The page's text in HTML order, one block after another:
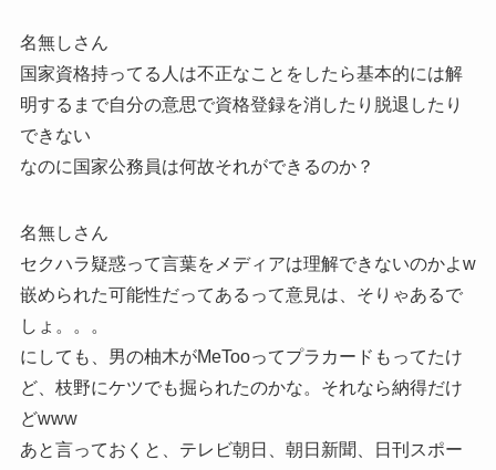
名無しさん
国家資格持ってる人は不正なことをしたら基本的には解
明するまで自分の意思で資格登録を消したり脱退したり
できない
なのに国家公務員は何故それができるのか？
名無しさん
セクハラ疑惑って言葉をメディアは理解できないのかよw
嵌められた可能性だってあるって意見は、そりゃあるで
しょ。。。
にしても、男の柚木がMeTooってプラカードもってたけ
ど、枝野にケツでも掘られたのかな。それなら納得だけ
どwww
あと言っておくと、テレビ朝日、朝日新聞、日刊スポー